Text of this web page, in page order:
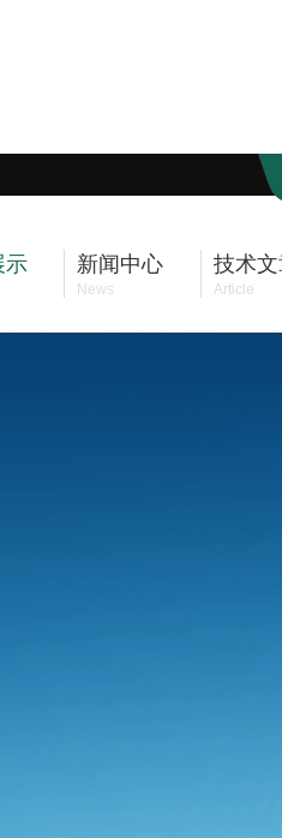
示 新闻中心
News
技术
Article